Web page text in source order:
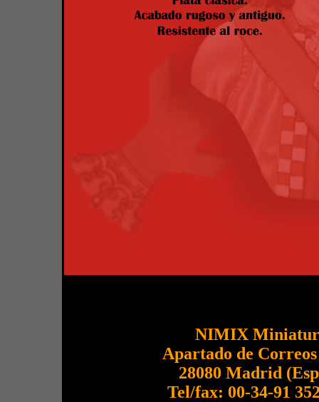
NIMIX
Apartado de Correos
28080 Madrid
Tel/fax: 00-34-91